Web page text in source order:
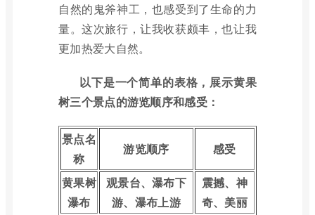
自然的鬼斧神工，也感受到了生命的力
量。这次旅行，让我收获颇丰，也让我
更加热爱大自然。
以下是一个简单的表格，展示黄果
树三个景点的游览顺序和感受：
景点名
称
游览顺序 感受
黄果树
瀑布
观景台、瀑布下
游、瀑布上游
震撼、神
奇、美丽